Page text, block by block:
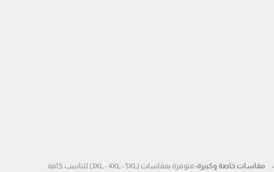
مقاسات خاصة وكبيرة: